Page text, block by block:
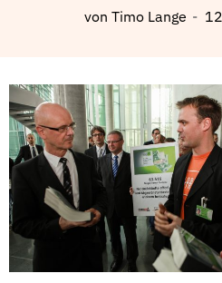
Presse
Newsletter
Appelle unterzeichnen
Kontakt
Impressum
von Timo Lange